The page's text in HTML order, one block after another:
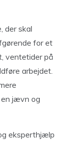
der skal
for et
ventetider på
arbejdet.
en jævn og
eksperthjælp